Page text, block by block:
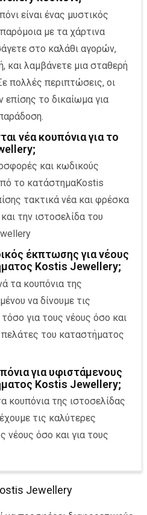
είναι ένας μυστικός
με τα χάρτινα
στο καλάθι αγορών,
και λαμβάνετε μια σταθερή
πολλές περιπτώσεις, οι
επίσης το δικαίωμα για
νέα κουπόνια για το
και κωδικούς
το κατάστημαKostis
τακτικά νέα και φρέσκα
την ιστοσελίδα του
έκπτωσης για νέους
Kostis Jewellery;
τα κουπόνια της
να δίνουμε τις
για τους νέους όσο και
του καταστήματος
για υφιστάμενoυς
Kostis Jewellery;
κουπόνια της ιστοσελίδας
τις καλύτερες
νέους όσο και για τους
Jewellery